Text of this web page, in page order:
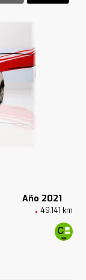
Año 2021
49.141 km